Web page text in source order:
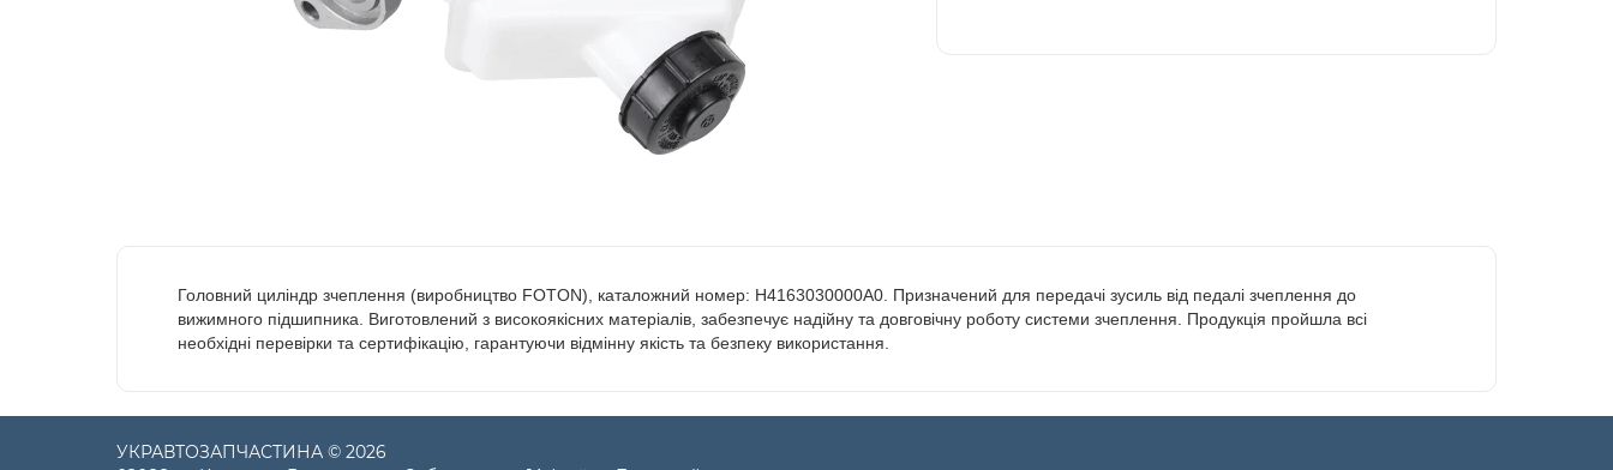
Головний циліндр зчеплення (виробництво FOTON), каталожний номер: H4163030000A0. Призначений для передачі зусиль від педалі зчеплення до
вижимного підшипника. Виготовлений з високоякісних матеріалів, забезпечує надійну та довговічну роботу системи зчеплення. Продукція пройшла всі
необхідні перевірки та сертифікацію, гарантуючи відмінну якість та безпеку використання.
УКРАВТОЗАПЧАСТИНА © 2026